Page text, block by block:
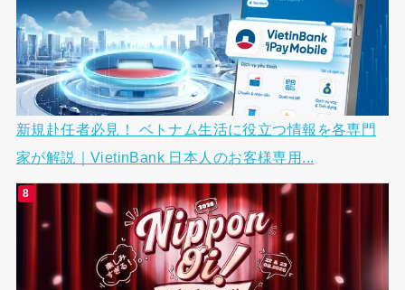
新規赴任者必見！ ベトナム生活に役立つ情報を各専門
家が解説｜VietinBank 日本人のお客様専用...